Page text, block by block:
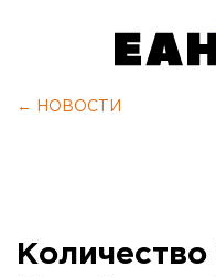
← НОВОСТИ